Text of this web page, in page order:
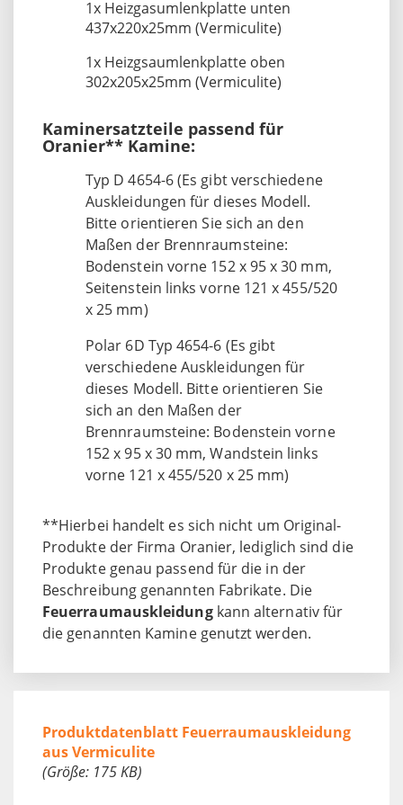
1x Heizgasumlenkplatte unten
437x220x25mm (Vermiculite)
1x Heizgsaumlenkplatte oben
302x205x25mm (Vermiculite)
Kaminersatzteile passend für
Oranier** Kamine:
Typ D 4654-6 (Es gibt verschiedene
Auskleidungen für dieses Modell.
Bitte orientieren Sie sich an den
Maßen der Brennraumsteine:
Bodenstein vorne 152 x 95 x 30 mm,
Seitenstein links vorne 121 x 455/520
x 25 mm)
Polar 6D Typ 4654-6 (Es gibt
verschiedene Auskleidungen für
dieses Modell. Bitte orientieren Sie
sich an den Maßen der
Brennraumsteine: Bodenstein vorne
152 x 95 x 30 mm, Wandstein links
vorne 121 x 455/520 x 25 mm)
**Hierbei handelt es sich nicht um Original-
Produkte der Firma Oranier, lediglich sind die
Produkte genau passend für die in der
Beschreibung genannten Fabrikate. Die
Feuerraumauskleidungkann alternativ für
die genannten Kamine genutzt werden.
Produktdatenblatt Feuerraumauskleidung
aus Vermiculite
(Größe: 175 KB)